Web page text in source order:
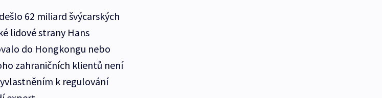
62 miliard švýcarských
lidové strany Hans
do Hongkongu nebo
zahraničních klientů není
k regulování